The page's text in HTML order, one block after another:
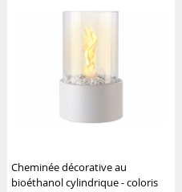
Cheminée décorative au
bioéthanol cylindrique - coloris